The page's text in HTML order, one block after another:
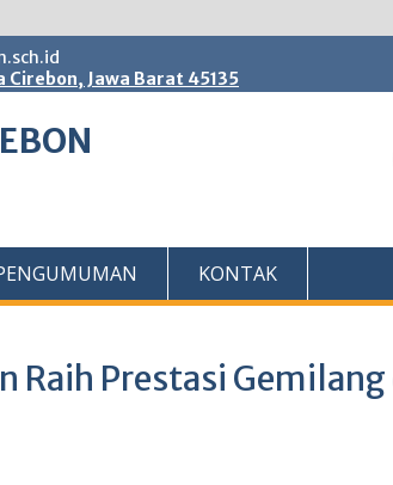
Jawa Barat 45135
KONTAK
Raih Prestasi Gemilang